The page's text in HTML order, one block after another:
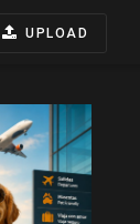
UPLOAD